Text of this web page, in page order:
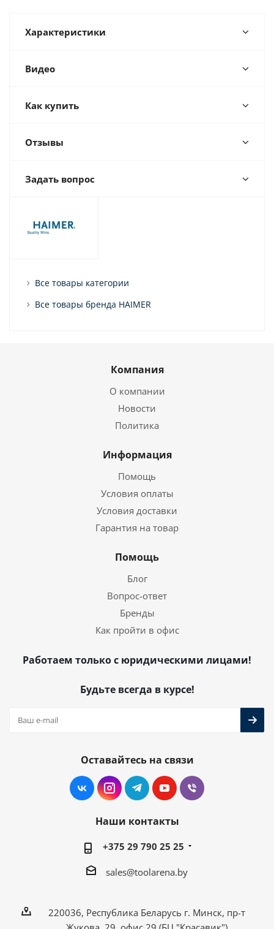
Характеристики
Видео
Как купить
Отзывы
Задать вопрос
Все товары категории
Все товары бренда HAIMER
Компания
О компании
Новости
Политика
Информация
Помощь
Условия оплаты
Условия доставки
Гарантия на товар
Помощь
Блог
Вопрос-ответ
Бренды
Как пройти в офис
Работаем только с юридическими лицами!
Будьте всегда в курсе!
Оставайтесь на связи
Наши контакты
+375 29 790 25 25
sales@toolarena.by
220036, Республика Беларусь г. Минск, пр-т